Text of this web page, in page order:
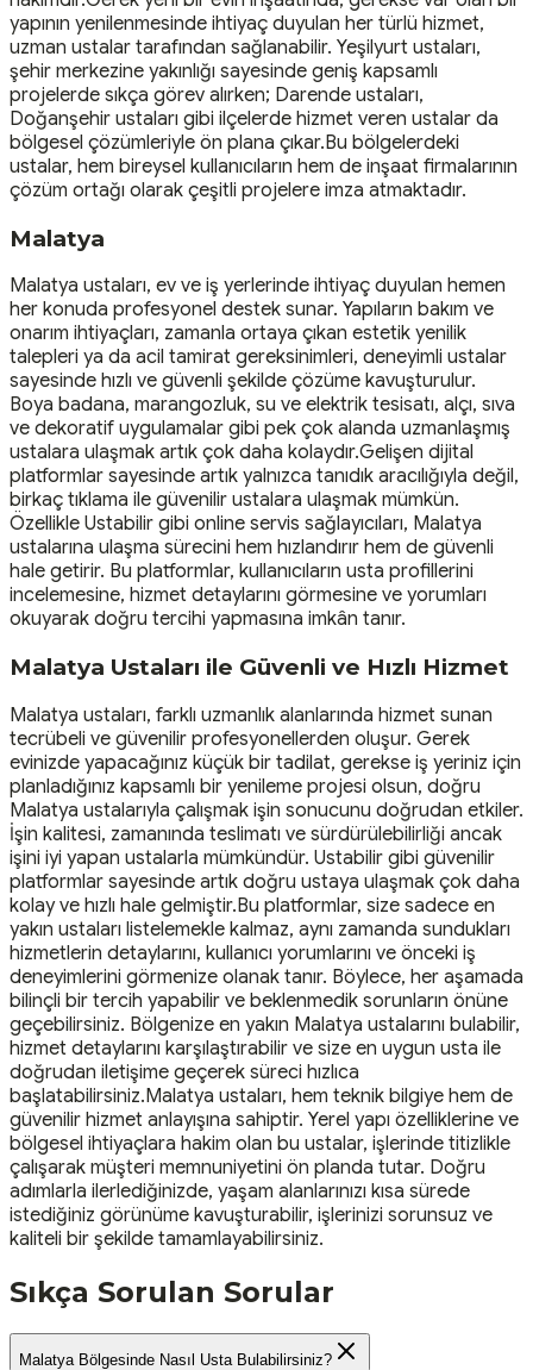
yapının yenilenmesinde ihtiyaç duyulan her türlü hizmet,
uzman ustalar tarafından sağlanabilir. Yeşilyurt ustaları,
şehir merkezine yakınlığı sayesinde geniş kapsamlı
projelerde sıkça görev alırken; Darende ustaları,
Doğanşehir ustaları gibi ilçelerde hizmet veren ustalar da
bölgesel çözümleriyle ön plana çıkar.Bu bölgelerdeki
ustalar, hem bireysel kullanıcıların hem de inşaat firmalarının
çözüm ortağı olarak çeşitli projelere imza atmaktadır.
Malatya
Malatya ustaları, ev ve iş yerlerinde ihtiyaç duyulan hemen
her konuda profesyonel destek sunar. Yapıların bakım ve
onarım ihtiyaçları, zamanla ortaya çıkan estetik yenilik
talepleri ya da acil tamirat gereksinimleri, deneyimli ustalar
sayesinde hızlı ve güvenli şekilde çözüme kavuşturulur.
Boya badana, marangozluk, su ve elektrik tesisatı, alçı, sıva
ve dekoratif uygulamalar gibi pek çok alanda uzmanlaşmış
ustalara ulaşmak artık çok daha kolaydır.Gelişen dijital
platformlar sayesinde artık yalnızca tanıdık aracılığıyla değil,
birkaç tıklama ile güvenilir ustalara ulaşmak mümkün.
Özellikle Ustabilir gibi online servis sağlayıcıları, Malatya
ustalarına ulaşma sürecini hem hızlandırır hem de güvenli
hale getirir. Bu platformlar, kullanıcıların usta profillerini
incelemesine, hizmet detaylarını görmesine ve yorumları
okuyarak doğru tercihi yapmasına imkân tanır.
Malatya Ustaları ile Güvenli ve Hızlı Hizmet
Malatya ustaları, farklı uzmanlık alanlarında hizmet sunan
tecrübeli ve güvenilir profesyonellerden oluşur. Gerek
evinizde yapacağınız küçük bir tadilat, gerekse iş yeriniz için
planladığınız kapsamlı bir yenileme projesi olsun, doğru
Malatya ustalarıyla çalışmak işin sonucunu doğrudan etkiler.
İşin kalitesi, zamanında teslimatı ve sürdürülebilirliği ancak
işini iyi yapan ustalarla mümkündür. Ustabilir gibi güvenilir
platformlar sayesinde artık doğru ustaya ulaşmak çok daha
kolay ve hızlı hale gelmiştir.Bu platformlar, size sadece en
yakın ustaları listelemekle kalmaz, aynı zamanda sundukları
hizmetlerin detaylarını, kullanıcı yorumlarını ve önceki iş
deneyimlerini görmenize olanak tanır. Böylece, her aşamada
bilinçli bir tercih yapabilir ve beklenmedik sorunların önüne
geçebilirsiniz. Bölgenize en yakın Malatya ustalarını bulabilir,
hizmet detaylarını karşılaştırabilir ve size en uygun usta ile
doğrudan iletişime geçerek süreci hızlıca
başlatabilirsiniz.Malatya ustaları, hem teknik bilgiye hem de
güvenilir hizmet anlayışına sahiptir. Yerel yapı özelliklerine ve
bölgesel ihtiyaçlara hakim olan bu ustalar, işlerinde titizlikle
çalışarak müşteri memnuniyetini ön planda tutar. Doğru
adımlarla ilerlediğinizde, yaşam alanlarınızı kısa sürede
istediğiniz görünüme kavuşturabilir, işlerinizi sorunsuz ve
kaliteli bir şekilde tamamlayabilirsiniz.
Sıkça Sorulan Sorular
Malatya Bölgesinde Nasıl Usta Bulabilirsiniz?